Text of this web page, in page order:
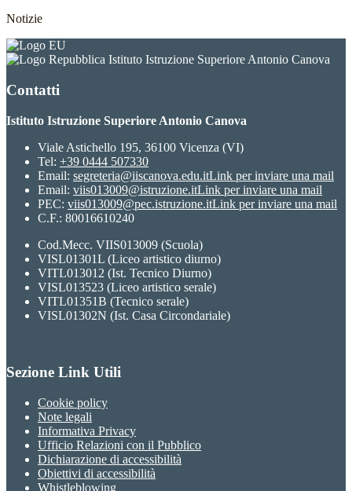
Notizie
Istituto Istruzione Superiore Antonio Canova
Contatti
Istituto Istruzione Superiore Antonio Canova
Viale Astichello 195, 36100 Vicenza (VI)
Tel: +39 0444 507330
Email: segreteria@iiscanova.edu.itLink per inviare una mail
Email: viis013009@istruzione.itLink per inviare una mail
PEC: viis013009@pec.istruzione.itLink per inviare una mail
C.F.: 80016610240
Cod.Mecc. VIIS013009 (Scuola)
VISL01301L (Liceo artistico diurno)
VITL013012 (Ist. Tecnico Diurno)
VISL013523 (Liceo artistico serale)
VITL01351B (Tecnico serale)
VISL01302N (Ist. Casa Circondariale)
Sezione Link Utili
Cookie policy
Note legali
Informativa Privacy
Ufficio Relazioni con il Pubblico
Dichiarazione di accessibilità
Obiettivi di accessibilità
Whistleblowing